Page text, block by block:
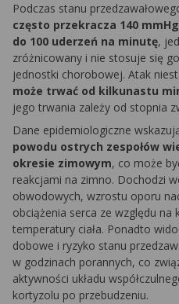
Podczas stanu
często przekracza 140 mmHg
do 100 uderzeń na minutę,
zróżnicowany i nie stosuje się
jednostki chorobowej. Atak
może trwać od kilkunastu
jego trwania zależy od stopnia
Dane epidemiologiczne
powodu ostrych zespołów
okresie zimowym, co może
reakcjami na zimno. Dochodzi
obwodowych, wzrostu oporu
obciążenia serca ze względu na
temperatury ciała. Ponadto
dobowe i ryzyko stanu
w godzinach porannych, co
aktywności układu
kortyzolu po przebudzeniu.